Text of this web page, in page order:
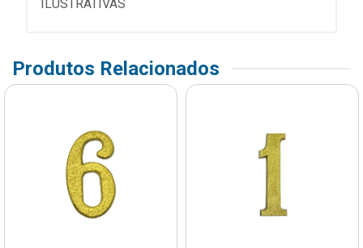
ILUSTRATIVAS
Produtos Relacionados